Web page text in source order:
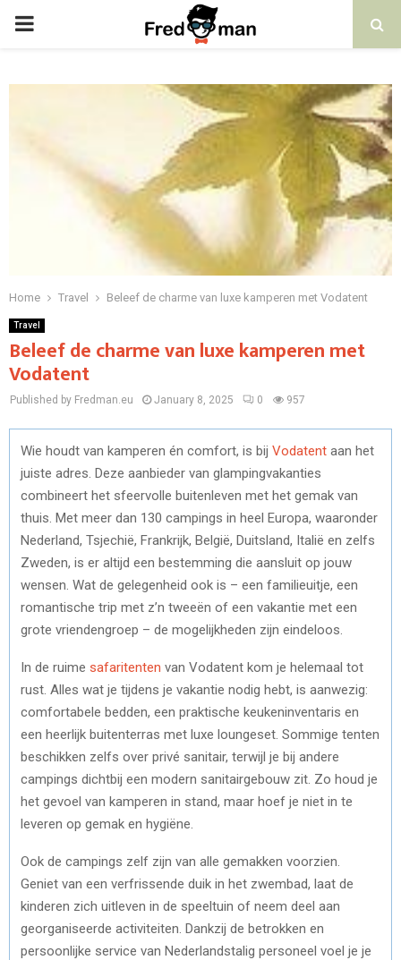
PRIMARY
Home Travel Beleef de charme van luxe kamperen met Vodatent
Travel
Beleef de charme van luxe kamperen met
Vodatent
Published by Fredman.eu January 8, 2025 0 957
Wie houdt van kamperen én comfort, is bij Vodatent aan het
juiste adres. Deze aanbieder van glampingvakanties
combineert het sfeervolle buitenleven met het gemak van
thuis. Met meer dan 130 campings in heel Europa, waaronder
Nederland, Tsjechië, Frankrijk, België, Duitsland, Italië en zelfs
Zweden, is er altijd een bestemming die aansluit op jouw
wensen. Wat de gelegenheid ook is – een familieuitje, een
romantische trip met z’n tweeën of een vakantie met een
grote vriendengroep – de mogelijkheden zijn eindeloos.
In de ruime safaritenten van Vodatent kom je helemaal tot
rust. Alles wat je tijdens je vakantie nodig hebt, is aanwezig:
comfortabele bedden, een praktische keukeninventaris en
een heerlijk buitenterras met luxe loungeset. Sommige tenten
beschikken zelfs over privé sanitair, terwijl je bij andere
campings dichtbij een modern sanitairgebouw zit. Zo houd je
het gevoel van kamperen in stand, maar hoef je niet in te
leveren op gemak en hygiëne.
Ook de campings zelf zijn van alle gemakken voorzien.
Geniet van een verfrissende duik in het zwembad, laat de
kinderen zich uitleven in de speeltuin of neem deel aan
georganiseerde activiteiten. Dankzij de betrokken en
persoonlijke service van Nederlandstalig personeel voel je je